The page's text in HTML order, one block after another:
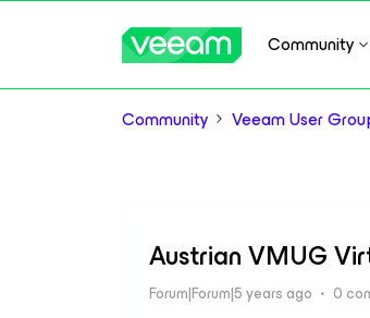
Community
Community Veeam User
Austrian VMUG
Forum|Forum|5 years ago 0